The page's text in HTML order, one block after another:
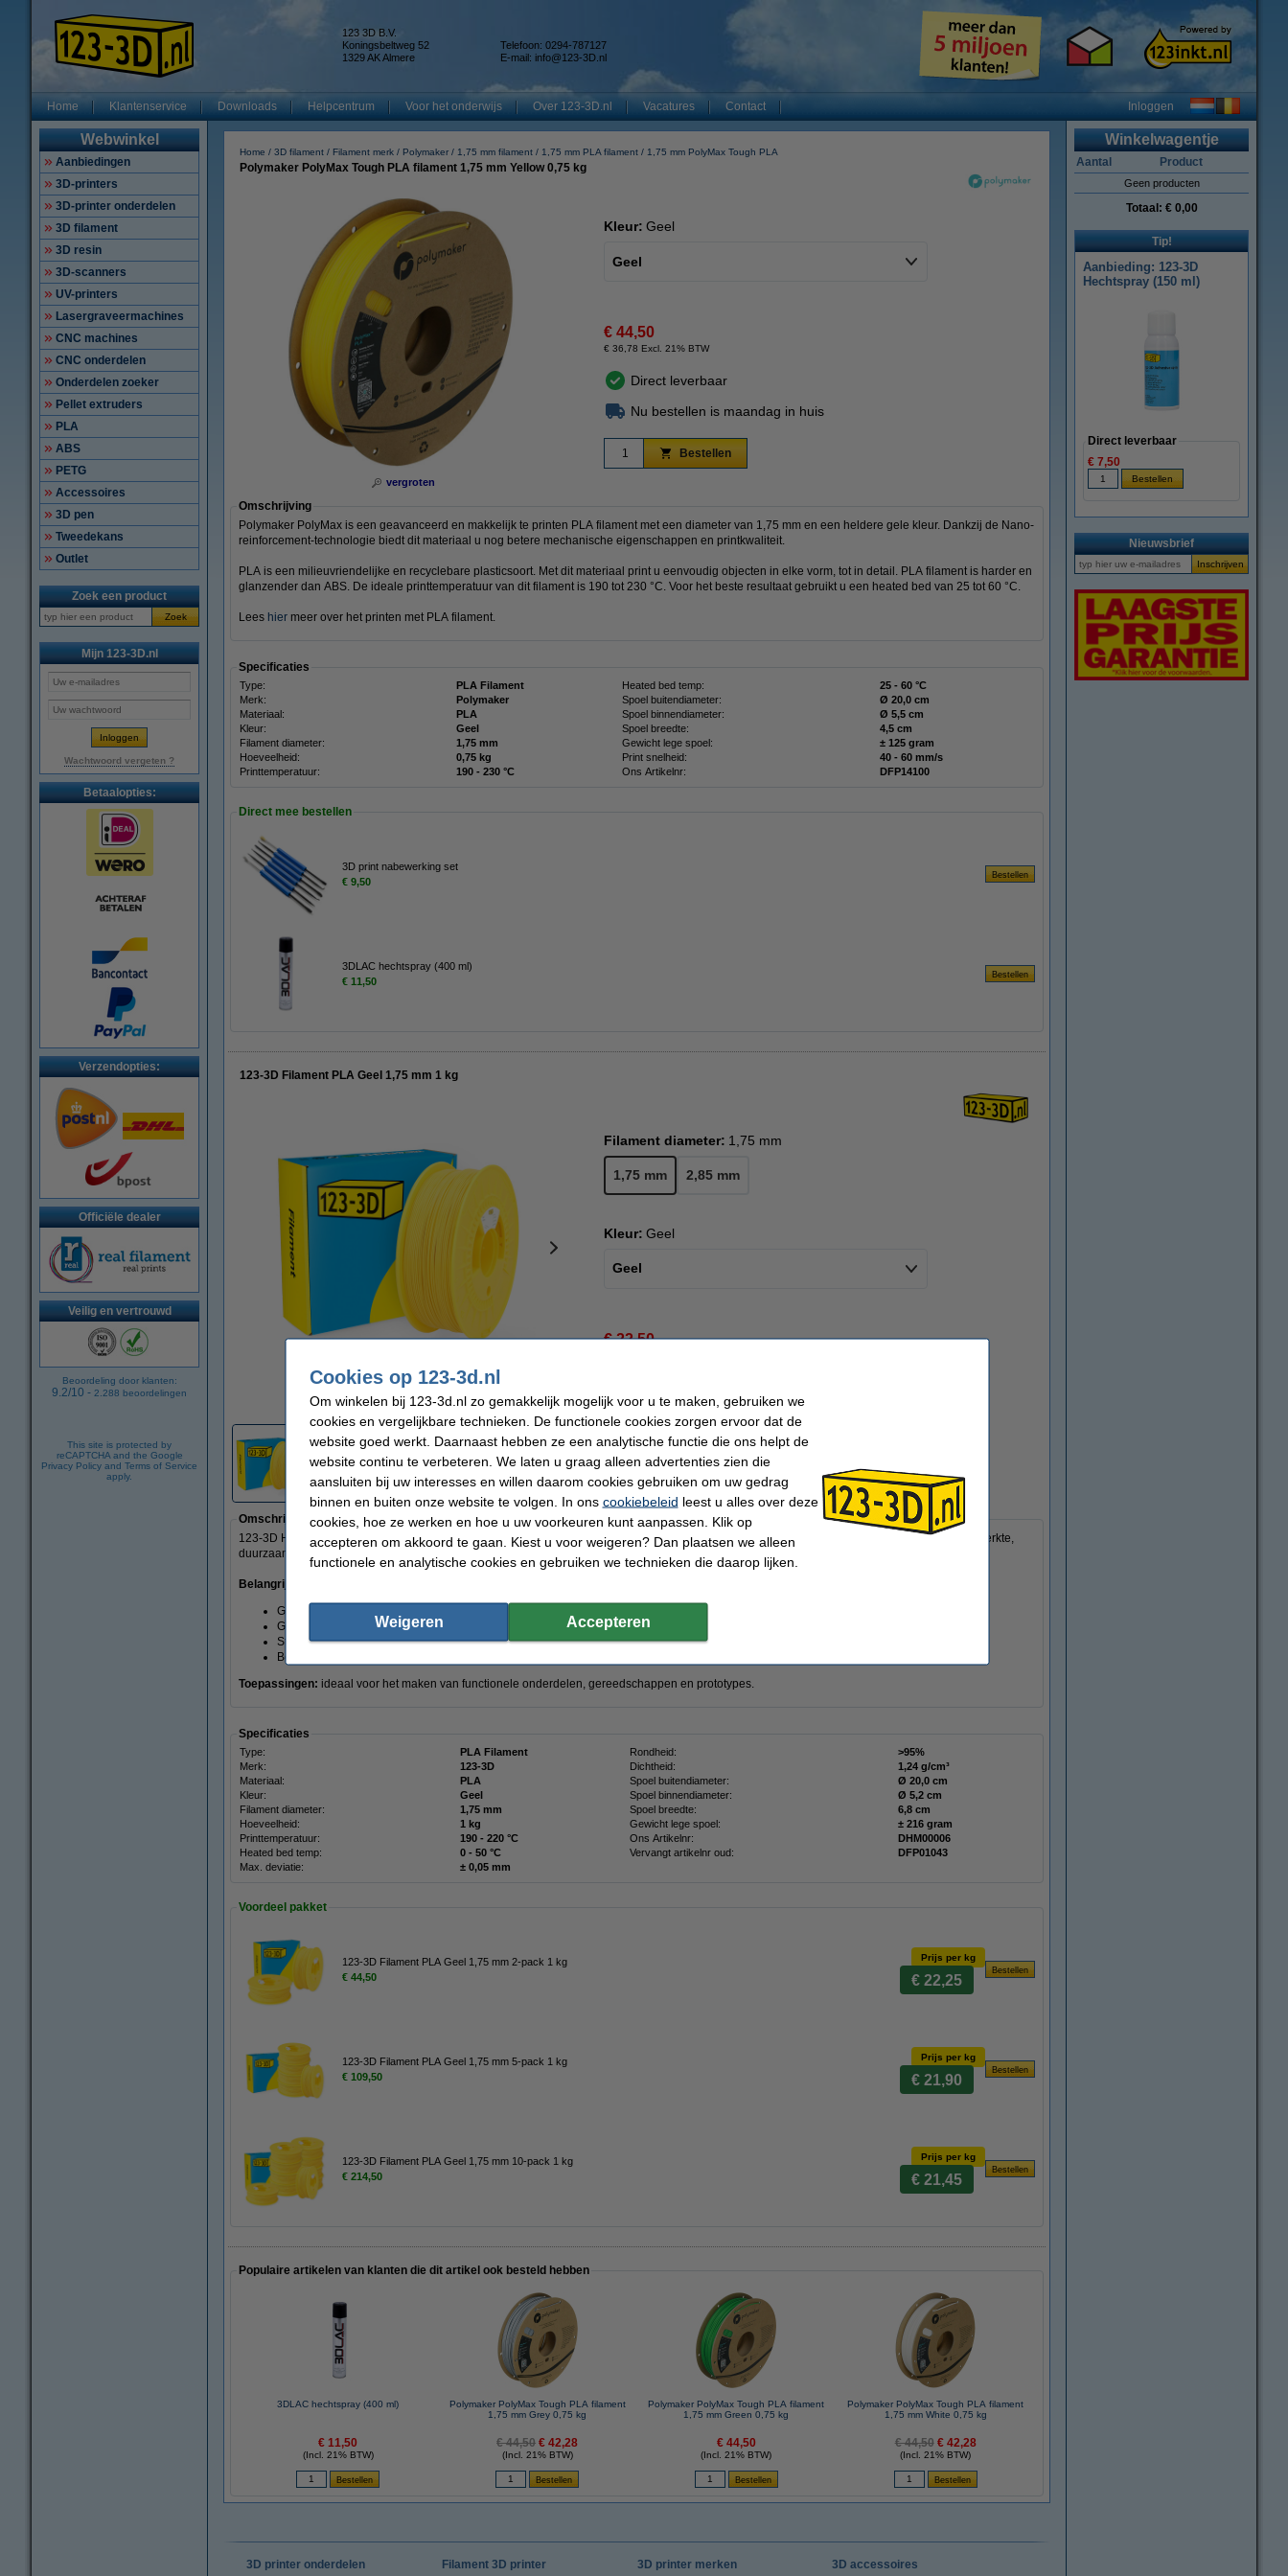
123 3D B.V.
Koningsbeltweg 52
1329 AK Almere
Telefoon: 0294-787127
E-mail: info@123-3D.nl
Home Klantenservice Downloads Helpcentrum Voor het onderwijs Over 123-3D.nl Vacatures Contact Inloggen
Webwinkel
Aanbiedingen
3D-printers
3D-printer onderdelen
3D filament
3D resin
3D-scanners
UV-printers
Lasergraveermachines
CNC machines
CNC onderdelen
Onderdelen zoeker
Pellet extruders
PLA
ABS
PETG
Accessoires
3D pen
Tweedekans
Outlet
Zoek een product
Zoek
Mijn 123-3D.nl
Wachtwoord vergeten ?
Betaalopties:
Verzendopties:
Officiële dealer
Veilig en vertrouwd
Beoordeling door klanten:
9.2/10 - 2.288 beoordelingen
This site is protected by
reCAPTCHA and the Google
Privacy Policy and Terms of Service
apply.
Home 3D filament Filament merk Polymaker 1,75 mm filament 1,75 mm PLA filament 1,75 mm PolyMax Tough PLA
Polymaker PolyMax Tough PLA filament 1,75 mm Yellow 0,75 kg
vergroten
Kleur: Geel
Geel
€ 44,50
€ 36,78 Excl. 21% BTW
Direct leverbaar
Nu bestellen is maandag in huis
Bestellen
Omschrijving
Polymaker PolyMax is een geavanceerd en makkelijk te printen PLA filament met een diameter van 1,75 mm en een heldere gele kleur. Dankzij de Nano-
reinforcement-technologie biedt dit materiaal u nog betere mechanische eigenschappen en printkwaliteit.
PLA is een milieuvriendelijke en recyclebare plasticsoort. Met dit materiaal print u eenvoudig objecten in elke vorm, tot in detail. PLA filament is harder en
glanzender dan ABS. De ideale printtemperatuur van dit filament is 190 tot 230 °C. Voor het beste resultaat gebruikt u een heated bed van 25 tot 60 °C.
Lees hier meer over het printen met PLA filament.
Specificaties
Type: PLA Filament Heated bed temp:
25 - 60 °C
Merk:
Polymaker Spoel buitendiameter:
Ø 20,0 cm
Materiaal:
PLA Spoel binnendiameter:
Ø 5,5 cm
Kleur:
Geel Spoel breedte:
4,5 cm
Filament diameter:
1,75 mm Gewicht lege spoel:
± 125 gram
Hoeveelheid:
0,75 kg Print snelheid:
40 - 60 mm/s
Printtemperatuur:
190 - 230 °C Ons Artikelnr: DFP14100
Direct mee bestellen
3D print nabewerking set
€ 9,50
3DLAC hechtspray (400 ml)
€ 11,50
123-3D Filament PLA Geel 1,75 mm 1 kg
vergroten
Filament diameter: 1,75 mm
1,75 mm 2,85 mm
Kleur: Geel
Geel
€ 22,50
Nu bestellen is maandag in huis
Bestellen
Omschrijving
123-3D Huismerk Filament PLA 1,75 mm biedt een perfecte balans tussen gebruiksgemak en veelzijdigheid. Dit filament staat bekend om zijn sterkte,
duurzaamheid en stabiliteit, waardoor het ideaal is voor diverse 3D-printtoepassingen.
Belangrijkste kenmerken:
Gebruiksvriendelijk
Geen krimp na afkoeling
Sterk, duurzaam, flexibel en slijtvast
Bestaat uit biologisch afbreekbare grondstoffen
Toepassingen: ideaal voor het maken van functionele onderdelen, gereedschappen en prototypes.
Specificaties
Type: PLA Filament Rondheid:
>95%
Merk:
123-3D Dichtheid:
1,24 g/cm³
Materiaal:
PLA Spoel buitendiameter:
Ø 20,0 cm
Kleur:
Geel Spoel binnendiameter:
Ø 5,2 cm
Filament diameter:
1,75 mm Spoel breedte:
6,8 cm
Hoeveelheid:
1 kg Gewicht lege spoel:
± 216 gram
Printtemperatuur:
190 - 220 °C Ons Artikelnr:
DHM00006
Heated bed temp:
0 - 50 °C Vervangt artikelnr oud:
DFP01043
Max. deviatie:
± 0,05 mm
Voordeel pakket
123-3D Filament PLA Geel 1,75 mm 2-pack 1 kg
€ 44,50
Prijs per kg
€ 22,25
123-3D Filament PLA Geel 1,75 mm 5-pack 1 kg
€ 109,50
Prijs per kg
€ 21,90
123-3D Filament PLA Geel 1,75 mm 10-pack 1 kg
€ 214,50
Prijs per kg
€ 21,45
Populaire artikelen van klanten die dit artikel ook besteld hebben
3DLAC hechtspray (400 ml)
€ 11,50
(Incl. 21% BTW)
Polymaker PolyMax Tough PLA filament
1,75 mm Grey 0,75 kg
€ 44,50 € 42,28
(Incl. 21% BTW)
Polymaker PolyMax Tough PLA filament
1,75 mm Green 0,75 kg
€ 44,50
(Incl. 21% BTW)
Polymaker PolyMax Tough PLA filament
1,75 mm White 0,75 kg
€ 44,50 € 42,28
(Incl. 21% BTW)
Winkelwagentje
Aantal Product
Geen producten
Totaal: € 0,00
Tip!
Aanbieding: 123-3D
Hechtspray (150 ml)
Direct leverbaar
€ 7,50
Nieuwsbrief
3D printer onderdelen Filament 3D printer 3D printer merken 3D accessoires
Cookies op 123-3d.nl
Om winkelen bij 123-3d.nl zo gemakkelijk mogelijk voor u te maken, gebruiken we
cookies en vergelijkbare technieken. De functionele cookies zorgen ervoor dat de
website goed werkt. Daarnaast hebben ze een analytische functie die ons helpt de
website continu te verbeteren. We laten u graag alleen advertenties zien die
aansluiten bij uw interesses en willen daarom cookies gebruiken om uw gedrag
binnen en buiten onze website te volgen. In ons cookiebeleid leest u alles over deze
cookies, hoe ze werken en hoe u uw voorkeuren kunt aanpassen. Klik op
accepteren om akkoord te gaan. Kiest u voor weigeren? Dan plaatsen we alleen
functionele en analytische cookies en gebruiken we technieken die daarop lijken.
Weigeren Accepteren